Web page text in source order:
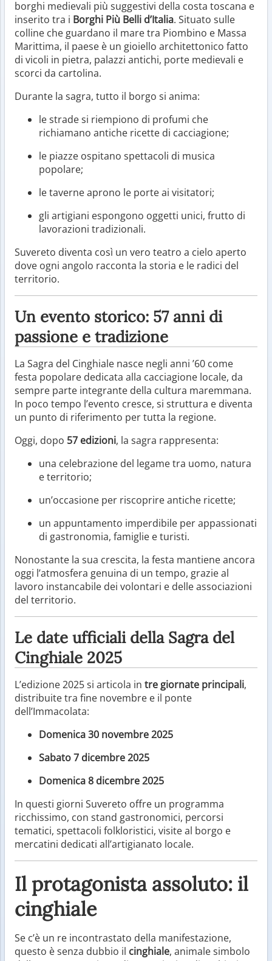
borghi medievali più suggestivi della costa toscana e
inserito tra i Borghi Più Belli d’Italia. Situato sulle
colline che guardano il mare tra Piombino e Massa
Marittima, il paese è un gioiello architettonico fatto
di vicoli in pietra, palazzi antichi, porte medievali e
scorci da cartolina.
Durante la sagra, tutto il borgo si anima:
le strade si riempiono di profumi che
richiamano antiche ricette di cacciagione;
le piazze ospitano spettacoli di musica
popolare;
le taverne aprono le porte ai visitatori;
gli artigiani espongono oggetti unici, frutto di
lavorazioni tradizionali.
Suvereto diventa così un vero teatro a cielo aperto
dove ogni angolo racconta la storia e le radici del
territorio.
Un evento storico: 57 anni di
passione e tradizione
La Sagra del Cinghiale nasce negli anni ’60 come
festa popolare dedicata alla cacciagione locale, da
sempre parte integrante della cultura maremmana.
In poco tempo l’evento cresce, si struttura e diventa
un punto di riferimento per tutta la regione.
Oggi, dopo 57 edizioni, la sagra rappresenta:
una celebrazione del legame tra uomo, natura
e territorio;
un’occasione per riscoprire antiche ricette;
un appuntamento imperdibile per appassionati
di gastronomia, famiglie e turisti.
Nonostante la sua crescita, la festa mantiene ancora
oggi l’atmosfera genuina di un tempo, grazie al
lavoro instancabile dei volontari e delle associazioni
del territorio.
Le date ufficiali della Sagra del
Cinghiale 2025
L’edizione 2025 si articola in tre giornate principali,
distribuite tra fine novembre e il ponte
dell’Immacolata:
Domenica 30 novembre 2025
Sabato 7 dicembre 2025
Domenica 8 dicembre 2025
In questi giorni Suvereto offre un programma
ricchissimo, con stand gastronomici, percorsi
tematici, spettacoli folkloristici, visite al borgo e
mercatini dedicati all’artigianato locale.
Il protagonista assoluto: il
cinghiale
Se c’è un re incontrastato della manifestazione,
questo è senza dubbio il cinghiale, animale simbolo